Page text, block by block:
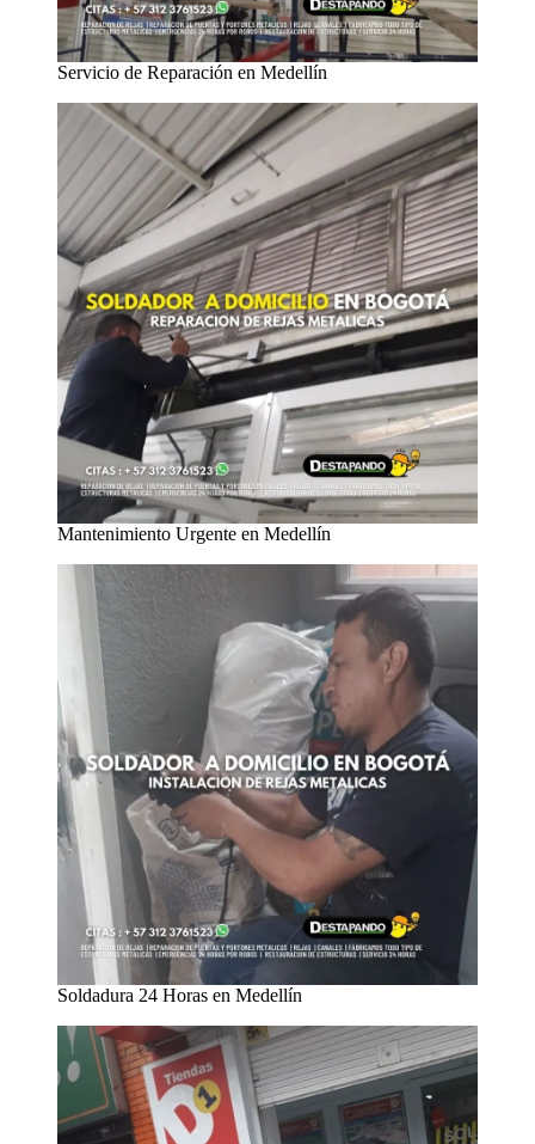
Servicio de Reparación en Medellín
Mantenimiento Urgente en Medellín
Soldadura 24 Horas en Medellín